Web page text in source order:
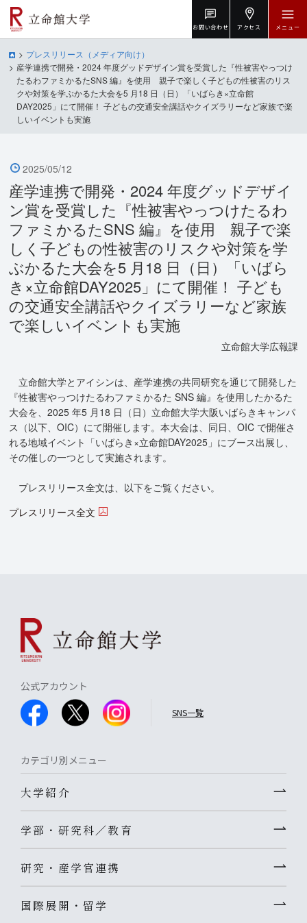
お問い合わせ アクセス メニュー
プレスリリース（メディア向け）
産学連携で開発・2024 年度グッドデザイン賞を受賞した『性被害やっつけ
たるわファミかるたSNS 編』を使用 親子で楽しく子どもの性被害のリス
クや対策を学ぶかるた大会を5 月18 日（日）「いばらき×立命館
DAY2025」にて開催！ 子どもの交通安全講話やクイズラリーなど家族で楽
しいイベントも実施
2025/05/12
産学連携で開発・2024 年度グッドデザイ
ン賞を受賞した『性被害やっつけたるわ
ファミかるたSNS 編』を使用 親子で楽
しく子どもの性被害のリスクや対策を学
ぶかるた大会を5 月18 日（日）「いばら
き×立命館DAY2025」にて開催！ 子ども
の交通安全講話やクイズラリーなど家族
で楽しいイベントも実施
立命館大学広報課
立命館大学とアイシンは、産学連携の共同研究を通じて開発した
『性被害やっつけたるわファミかるた SNS 編』を使用したかるた
大会を、2025 年5 月18 日（日）立命館大学大阪いばらきキャンパ
ス（以下、OIC）にて開催します。本大会は、同日、OIC で開催さ
れる地域イベント「いばらき×立命館DAY2025」にブース出展し、
その催しの一つとして実施されます。
プレスリリース全文は、以下をご覧ください。
プレスリリース全文
公式アカウント
SNS一覧
カテゴリ別メニュー
大学紹介
学部・研究科／教育
研究・産学官連携
国際展開・留学